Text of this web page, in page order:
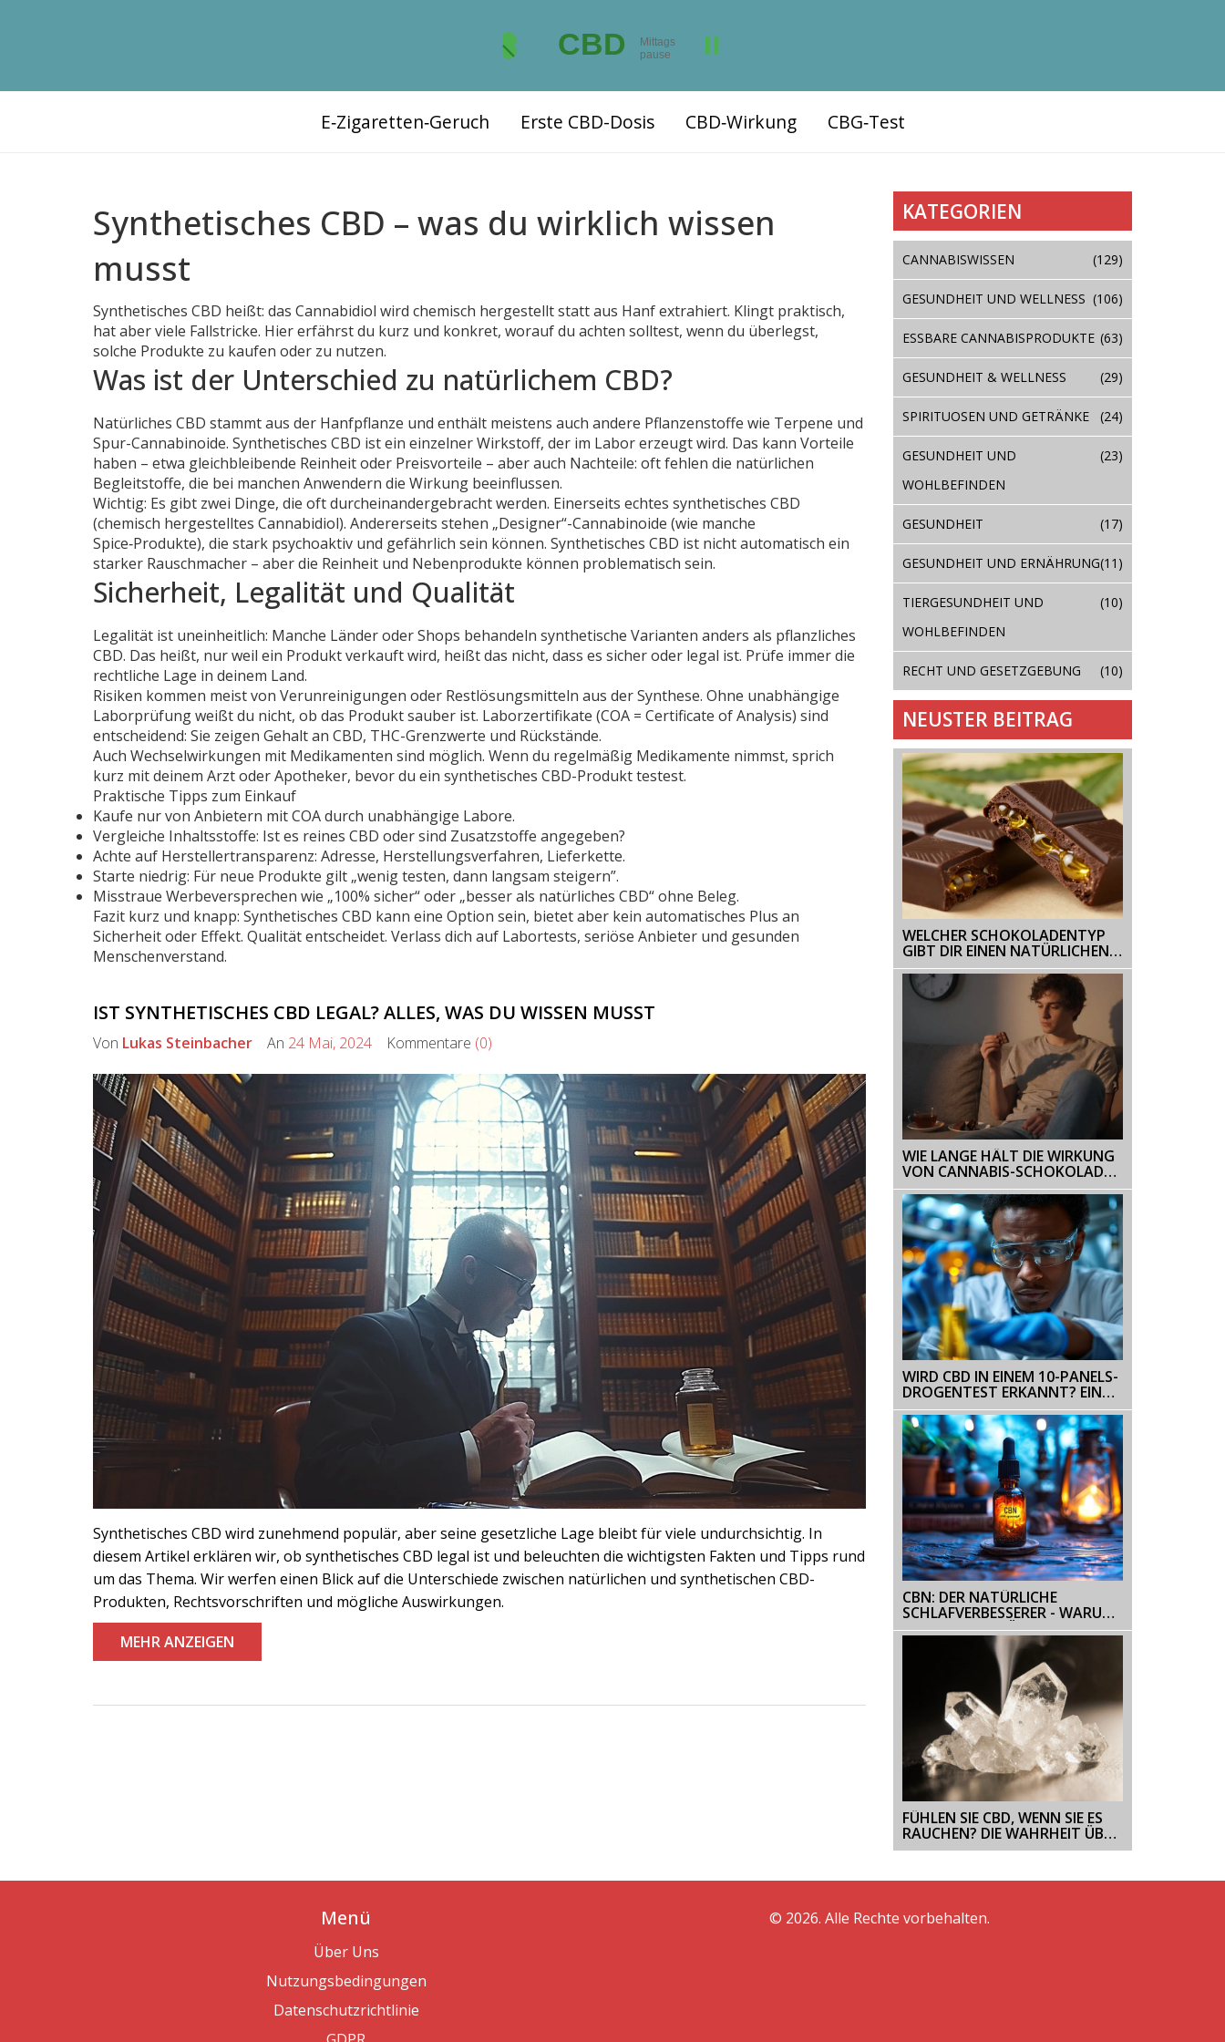
E‑Zigaretten‑Geruch Erste CBD-Dosis CBD‑Wirkung CBG‑Test
Synthetisches CBD – was du wirklich wissen
musst
Synthetisches CBD heißt: das Cannabidiol wird chemisch hergestellt statt aus Hanf extrahiert. Klingt praktisch,
hat aber viele Fallstricke. Hier erfährst du kurz und konkret, worauf du achten solltest, wenn du überlegst,
solche Produkte zu kaufen oder zu nutzen.
Was ist der Unterschied zu natürlichem CBD?
Natürliches CBD stammt aus der Hanfpflanze und enthält meistens auch andere Pflanzenstoffe wie Terpene und
Spur-Cannabinoide. Synthetisches CBD ist ein einzelner Wirkstoff, der im Labor erzeugt wird. Das kann Vorteile
haben – etwa gleichbleibende Reinheit oder Preisvorteile – aber auch Nachteile: oft fehlen die natürlichen
Begleitstoffe, die bei manchen Anwendern die Wirkung beeinflussen.
Wichtig: Es gibt zwei Dinge, die oft durcheinandergebracht werden. Einerseits echtes synthetisches CBD
(chemisch hergestelltes Cannabidiol). Andererseits stehen „Designer“-Cannabinoide (wie manche
Spice‑Produkte), die stark psychoaktiv und gefährlich sein können. Synthetisches CBD ist nicht automatisch ein
starker Rauschmacher – aber die Reinheit und Nebenprodukte können problematisch sein.
Sicherheit, Legalität und Qualität
Legalität ist uneinheitlich: Manche Länder oder Shops behandeln synthetische Varianten anders als pflanzliches
CBD. Das heißt, nur weil ein Produkt verkauft wird, heißt das nicht, dass es sicher oder legal ist. Prüfe immer die
rechtliche Lage in deinem Land.
Risiken kommen meist von Verunreinigungen oder Restlösungsmitteln aus der Synthese. Ohne unabhängige
Laborprüfung weißt du nicht, ob das Produkt sauber ist. Laborzertifikate (COA = Certificate of Analysis) sind
entscheidend: Sie zeigen Gehalt an CBD, THC-Grenzwerte und Rückstände.
Auch Wechselwirkungen mit Medikamenten sind möglich. Wenn du regelmäßig Medikamente nimmst, sprich
kurz mit deinem Arzt oder Apotheker, bevor du ein synthetisches CBD-Produkt testest.
Praktische Tipps zum Einkauf
Kaufe nur von Anbietern mit COA durch unabhängige Labore.
Vergleiche Inhaltsstoffe: Ist es reines CBD oder sind Zusatzstoffe angegeben?
Achte auf Herstellertransparenz: Adresse, Herstellungsverfahren, Lieferkette.
Starte niedrig: Für neue Produkte gilt „wenig testen, dann langsam steigern”.
Misstraue Werbeversprechen wie „100% sicher“ oder „besser als natürliches CBD“ ohne Beleg.
Fazit kurz und knapp: Synthetisches CBD kann eine Option sein, bietet aber kein automatisches Plus an
Sicherheit oder Effekt. Qualität entscheidet. Verlass dich auf Labortests, seriöse Anbieter und gesunden
Menschenverstand.
IST SYNTHETISCHES CBD LEGAL? ALLES, WAS DU WISSEN MUSST
Von Lukas Steinbacher An 24 Mai, 2024 Kommentare (0)
Synthetisches CBD wird zunehmend populär, aber seine gesetzliche Lage bleibt für viele undurchsichtig. In
diesem Artikel erklären wir, ob synthetisches CBD legal ist und beleuchten die wichtigsten Fakten und Tipps rund
um das Thema. Wir werfen einen Blick auf die Unterschiede zwischen natürlichen und synthetischen CBD-
Produkten, Rechtsvorschriften und mögliche Auswirkungen.
MEHR ANZEIGEN
KATEGORIEN
CANNABISWISSEN (129)
GESUNDHEIT UND WELLNESS (106)
ESSBARE CANNABISPRODUKTE (63)
GESUNDHEIT & WELLNESS (29)
SPIRITUOSEN UND GETRÄNKE (24)
GESUNDHEIT UND
WOHLBEFINDEN
(23)
GESUNDHEIT (17)
GESUNDHEIT UND ERNÄHRUNG(11)
TIERGESUNDHEIT UND
WOHLBEFINDEN
(10)
RECHT UND GESETZGEBUNG (10)
NEUSTER BEITRAG
WELCHER SCHOKOLADENTYP
GIBT DIR EINEN NATÜRLICHEN
HIGH? THC-SCHOKOLADE
ERKLÄRT
WIE LANGE HÄLT DIE WIRKUNG
VON CANNABIS-SCHOKOLADE
AN?
WIRD CBD IN EINEM 10-PANELS-
DROGENTEST ERKANNT? EIN
UMFASSENDER LEITFADEN
CBN: DER NATÜRLICHE
SCHLAFVERBESSERER - WARUM
CANNABINOL FÜR BESSEREN
SCHLAF SORGT
FÜHLEN SIE CBD, WENN SIE ES
RAUCHEN? DIE WAHRHEIT ÜBER
CBD-KRISTALLE
Menü
Über Uns
Nutzungsbedingungen
Datenschutzrichtlinie
© 2026. Alle Rechte vorbehalten.